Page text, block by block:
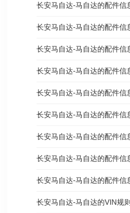
长安马自达-马自达的配件信
长安马自达-马自达的配件信
长安马自达-马自达的配件信
长安马自达-马自达的配件信
长安马自达-马自达的配件信
长安马自达-马自达的配件信
长安马自达-马自达的配件信
长安马自达-马自达的配件信
长安马自达-马自达的配件信
长安马自达-马自达的VIN规